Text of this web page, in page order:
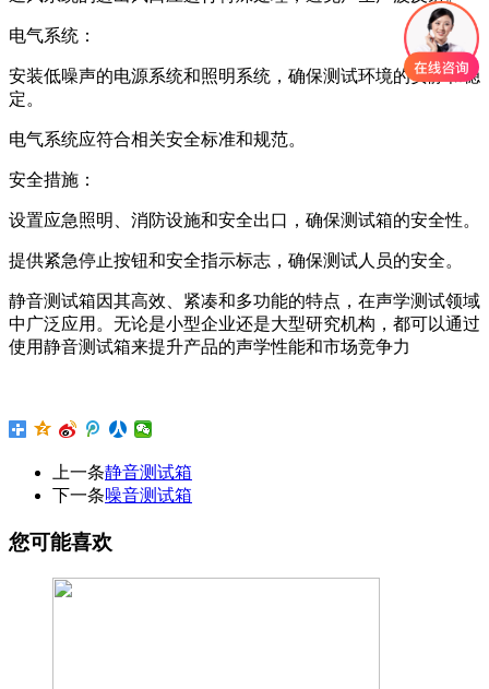
电气系统：
安装低噪声的电源系统和照明系统，确保测试环境的安静和稳
定。
电气系统应符合相关安全标准和规范。
安全措施：
设置应急照明、消防设施和安全出口，确保测试箱的安全性。
提供紧急停止按钮和安全指示标志，确保测试人员的安全。
静音测试箱因其高效、紧凑和多功能的特点，在声学测试领域
中广泛应用。无论是小型企业还是大型研究机构，都可以通过
使用静音测试箱来提升产品的声学性能和市场竞争力
上一条静音测试箱
下一条噪音测试箱
您可能喜欢